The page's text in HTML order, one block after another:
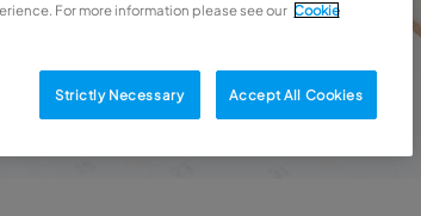
For more information please see our Cookie
Strictly Necessary Accept All Cookies